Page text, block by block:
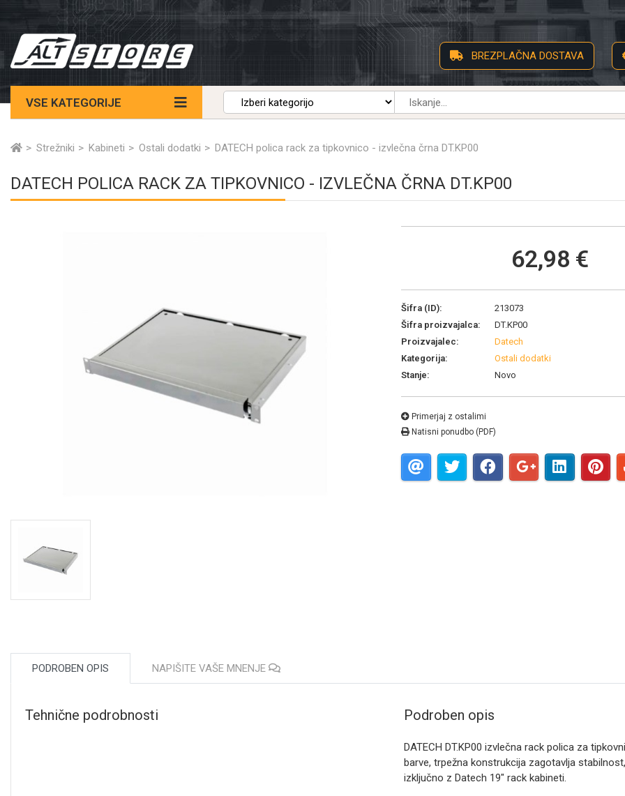
BREZPLAČNA DOSTAVA
VSE KATEGORIJE
Strežniki Kabineti Ostali dodatki DATECH polica rack za tipkovnico - izvlečna črna DT.KP00
DATECH POLICA RACK ZA TIPKOVNICO - IZVLEČNA ČRNA DT.KP00
62,98 €
Šifra (ID):
213073
Šifra proizvajalca:
DT.KP00
Proizvajalec:
Datech
Kategorija:
Ostali dodatki
Stanje:
Novo
Primerjaj z ostalimi
Natisni ponudbo (PDF)
PODROBEN OPIS NAPIŠITE VAŠE MNENJE
Tehnične podrobnosti Podroben opis
DATECH DT.KP00 izvlečna rack polica za
barve, trpežna konstrukcija zagotavlja
izključno z Datech 19" rack kabineti.